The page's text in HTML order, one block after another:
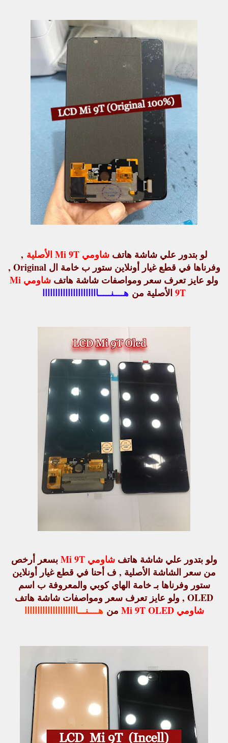
لو بتدور علي شاشة هاتف شاومي Mi 9T الأصلية
,
وفرناها في قطع غيار أونلاين ستور ب خامة ال Original ,
ولو عايز تعرف سعر ومواصفات شاشة هاتف
شاومي Mi
9T الأصلية من هــــنـــــاااااااااااااااااااااا
ولو بتدور علي شاشة هاتف شاومي Mi 9T
بسعر أرخص
من سعر الشاشة الأصلية , ف أحنا في قطع غيار أونلاين
ستور وفرناها بـ خامة الهاي كوبي والمعروفة ب اسم
OLED , ولو عايز تعرف سعر ومواصفات شاشة هاتف
شاومي Mi 9T OLED
من هــــنـــااااااااااااااااااااا